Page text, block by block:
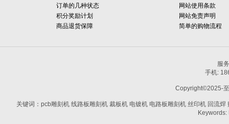
订单的几种状态
积分奖励计划
商品退货保障
网站使用条款
网站免责声明
简单的购物流程
服
手机:
Copyright©2025-
关键词：pcb雕刻机 线路板雕刻机 裁板机 电镀机 电路板雕刻机 丝印机 回流
Keywords: